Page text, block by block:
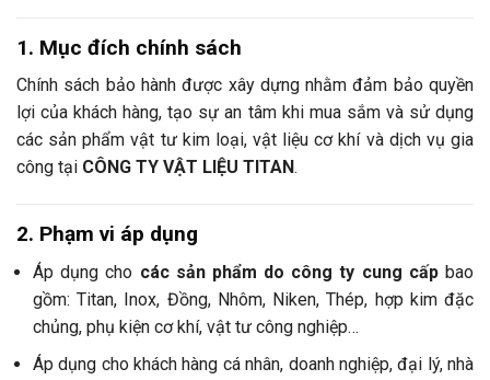
1. Mục đích chính sách
Chính sách bảo hành được xây dựng nhằm đảm bảo quyền
lợi của khách hàng, tạo sự an tâm khi mua sắm và sử dụng
các sản phẩm vật tư kim loại, vật liệu cơ khí và dịch vụ gia
công tại CÔNG TY VẬT LIỆU TITAN.
2. Phạm vi áp dụng
Áp dụng cho các sản phẩm do công ty cung cấpbao
gồm: Titan, Inox, Đồng, Nhôm, Niken, Thép, hợp kim đặc
chủng, phụ kiện cơ khí, vật tư công nghiệp…
Áp dụng cho khách hàng cá nhân, doanh nghiệp, đại lý, nhà